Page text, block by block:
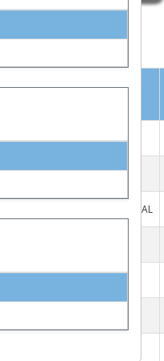
RUANG SERBAGUNA
RUANG RAPAT DEKANAT
RUANG KELAS INTERNASIONAL